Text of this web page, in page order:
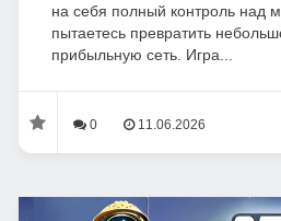
на себя полный контроль над
пытаетесь превратить
прибыльную сеть. Игра...
0 11.06.2026